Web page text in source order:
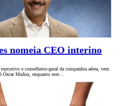
nomeia CEO interino
e conselheiro-geral da companhia aérea, vem
Muñoz, enquanto este…